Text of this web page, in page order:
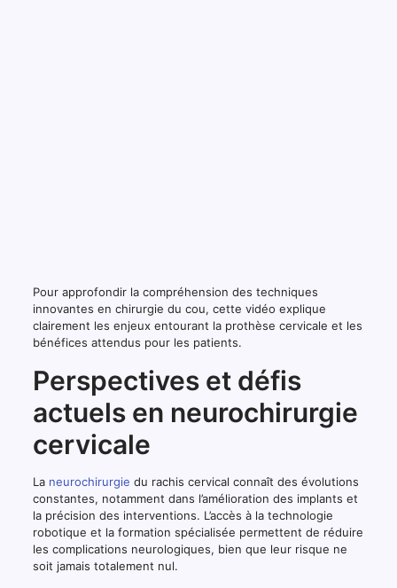
Pour approfondir la compréhension des techniques
innovantes en chirurgie du cou, cette vidéo explique
clairement les enjeux entourant la prothèse cervicale et les
bénéfices attendus pour les patients.
Perspectives et défis
actuels en neurochirurgie
cervicale
La neurochirurgie du rachis cervical connaît des évolutions
constantes, notamment dans l’amélioration des implants et
la précision des interventions. L’accès à la technologie
robotique et la formation spécialisée permettent de réduire
les complications neurologiques, bien que leur risque ne
soit jamais totalement nul.